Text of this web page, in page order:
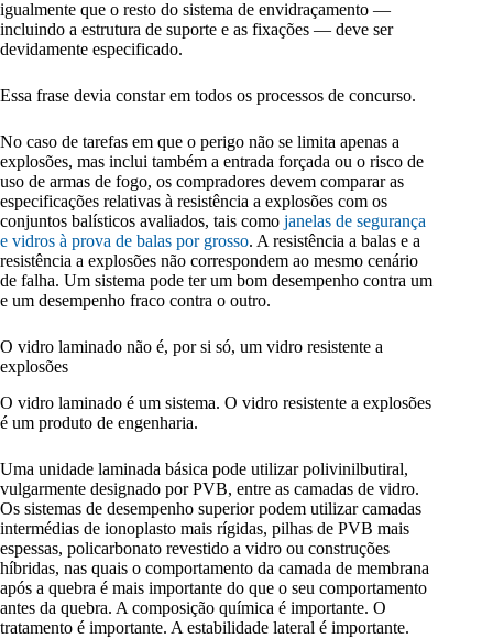
igualmente que o resto do sistema de envidraçamento —
incluindo a estrutura de suporte e as fixações — deve ser
devidamente especificado.
Essa frase devia constar em todos os processos de concurso.
No caso de tarefas em que o perigo não se limita apenas a
explosões, mas inclui também a entrada forçada ou o risco de
uso de armas de fogo, os compradores devem comparar as
especificações relativas à resistência a explosões com os
conjuntos balísticos avaliados, tais como janelas de segurança
e vidros à prova de balas por grosso. A resistência a balas e a
resistência a explosões não correspondem ao mesmo cenário
de falha. Um sistema pode ter um bom desempenho contra um
e um desempenho fraco contra o outro.
O vidro laminado não é, por si só, um vidro resistente a
explosões
O vidro laminado é um sistema. O vidro resistente a explosões
é um produto de engenharia.
Uma unidade laminada básica pode utilizar polivinilbutiral,
vulgarmente designado por PVB, entre as camadas de vidro.
Os sistemas de desempenho superior podem utilizar camadas
intermédias de ionoplasto mais rígidas, pilhas de PVB mais
espessas, policarbonato revestido a vidro ou construções
híbridas, nas quais o comportamento da camada de membrana
após a quebra é mais importante do que o seu comportamento
antes da quebra. A composição química é importante. O
tratamento é importante. A estabilidade lateral é importante.